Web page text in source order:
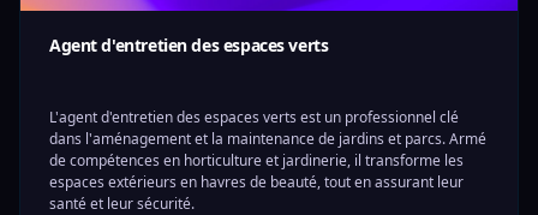
Agent d'entretien des espaces verts
L'agent d'entretien des espaces verts est un professionnel clé
dans l'aménagement et la maintenance de jardins et parcs. Armé
de compétences en horticulture et jardinerie, il transforme les
espaces extérieurs en havres de beauté, tout en assurant leur
santé et leur sécurité.